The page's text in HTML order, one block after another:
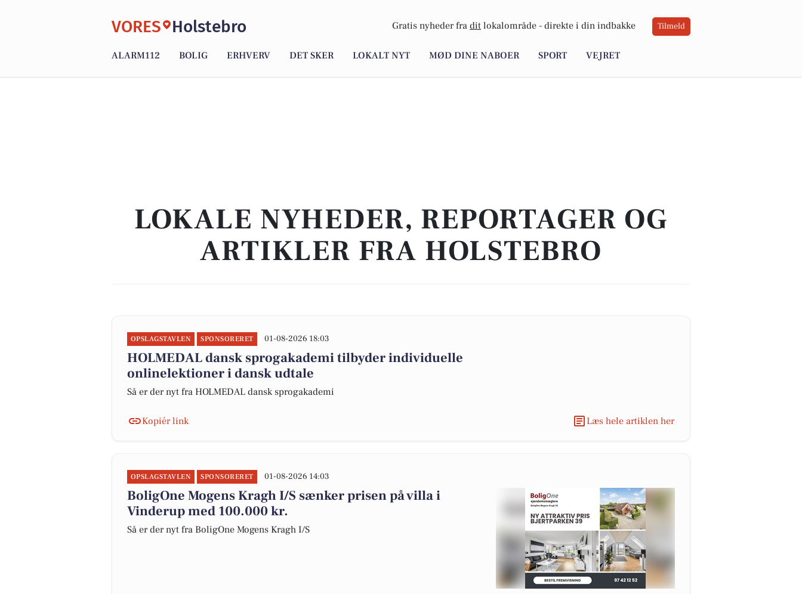
VORES Holstebro Gratis nyheder fra dit lokalområde - direkte i din indbakke Tilmeld
ALARM112 BOLIG ERHVERV DET SKER LOKALT NYT MØD DINE NABOER SPORT VEJRET
LOKALE NYHEDER, REPORTAGER OG
ARTIKLER FRA HOLSTEBRO
OPSLAGSTAVLEN SPONSORERET 01-08-2026 18:03
HOLMEDAL dansk sprogakademi tilbyder individuelle
onlinelektioner i dansk udtale
Så er der nyt fra HOLMEDAL dansk sprogakademi
Kopiér link Læs hele artiklen her
OPSLAGSTAVLEN SPONSORERET 01-08-2026 14:03
BoligOne Mogens Kragh I/S sænker prisen på villa i
Vinderup med 100.000 kr.
Så er der nyt fra BoligOne Mogens Kragh I/S